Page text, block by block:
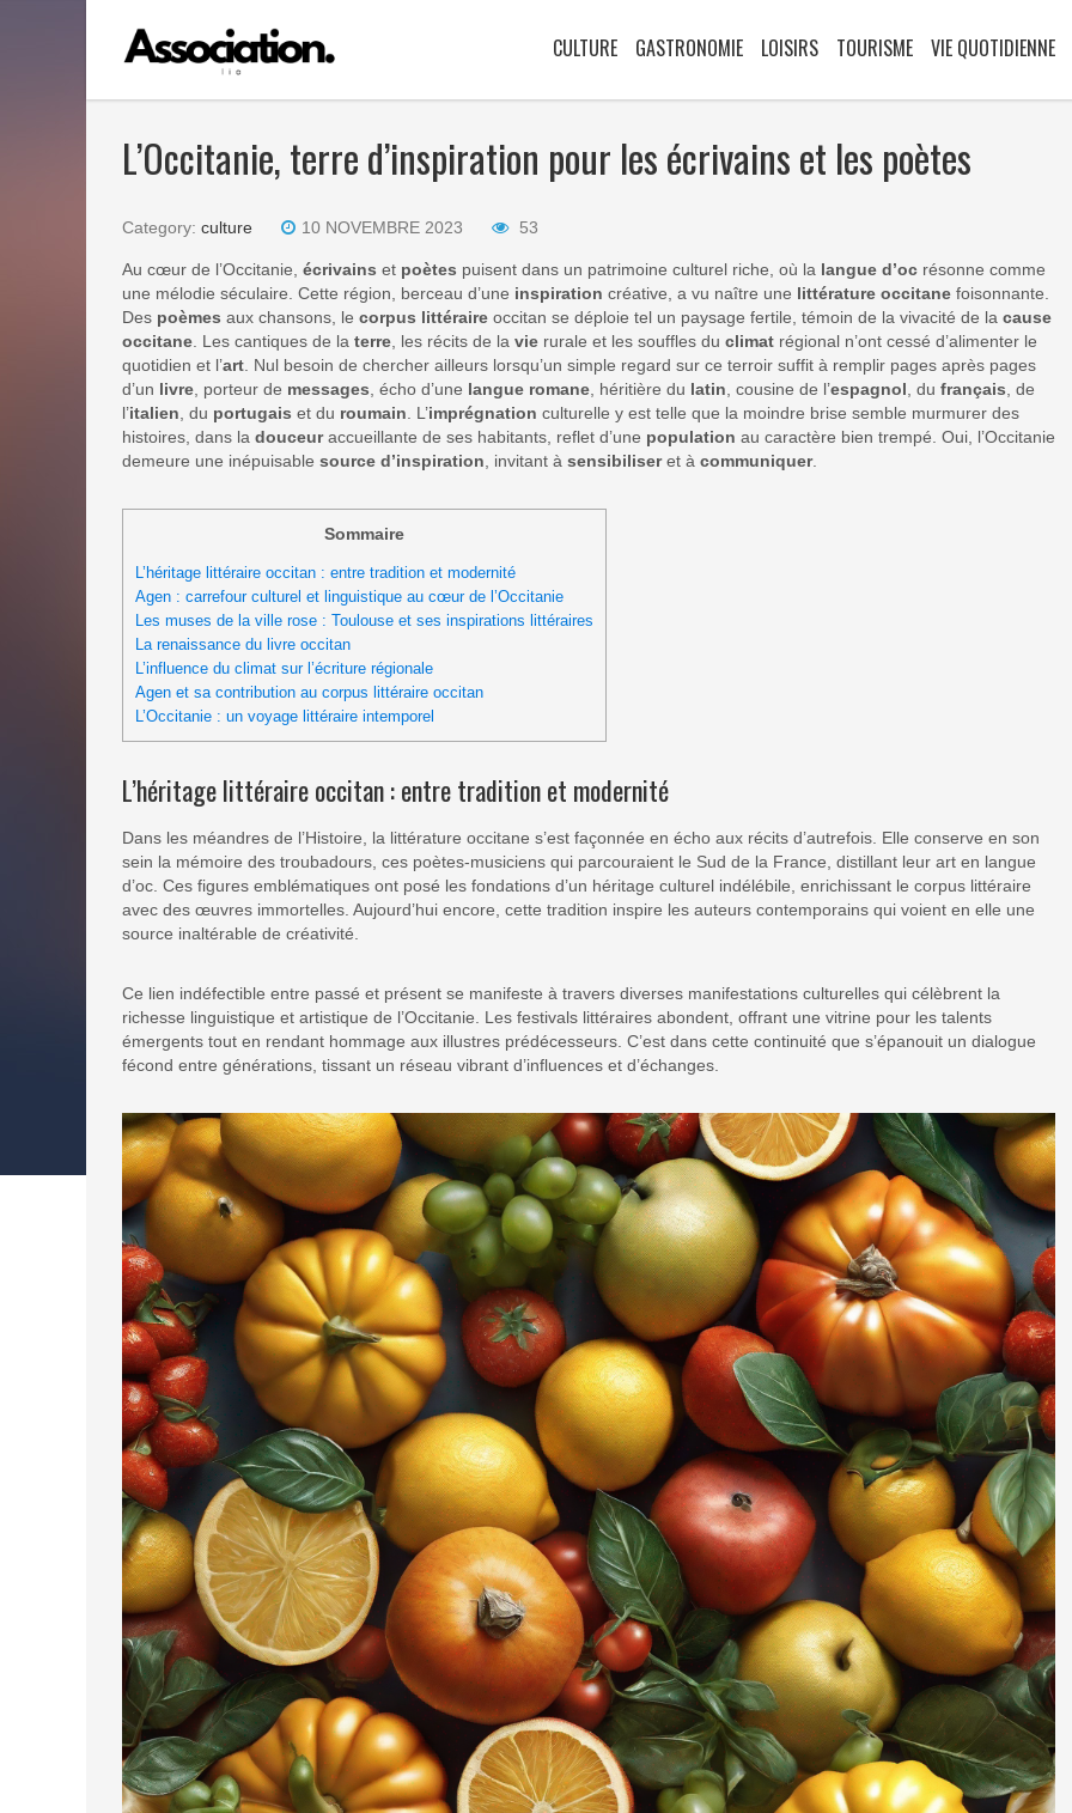
CULTURE GASTRONOMIE LOISIRS TOURISME VIE QUOTIDIENNE
L’Occitanie, terre d’inspiration pour les écrivains et les poètes
Category: culture 10 NOVEMBRE 2023 53
Au cœur de l’Occitanie, écrivains et poètes puisent dans un patrimoine culturel riche, où la langue d’oc résonne comme
une mélodie séculaire. Cette région, berceau d’une inspiration créative, a vu naître une littérature occitane foisonnante.
Des poèmes aux chansons, le corpus littéraire occitan se déploie tel un paysage fertile, témoin de la vivacité de la cause
occitane . Les cantiques de la terre , les récits de la vie rurale et les souffles du climat régional n’ont cessé d’alimenter le
quotidien et l’art . Nul besoin de chercher ailleurs lorsqu’un simple regard sur ce terroir suffit à remplir pages après pages
d’un livre , porteur de messages , écho d’une langue romane , héritière du latin , cousine de l’espagnol , du français , de
l’italien , du portugais et du roumain . L’imprégnation culturelle y est telle que la moindre brise semble murmurer des
histoires, dans la douceuraccueillante de ses habitants, reflet d’une population au caractère bien trempé. Oui, l’Occitanie
demeure une inépuisable source d’inspiration , invitant à sensibiliseret à communiquer.
Sommaire
L’héritage littéraire occitan : entre tradition et modernité
Agen : carrefour culturel et linguistique au cœur de l’Occitanie
Les muses de la ville rose : Toulouse et ses inspirations littéraires
La renaissance du livre occitan
L’influence du climat sur l’écriture régionale
Agen et sa contribution au corpus littéraire occitan
L’Occitanie : un voyage littéraire intemporel
L’héritage littéraire occitan : entre tradition et modernité
Dans les méandres de l’Histoire, la littérature occitane s’est façonnée en écho aux récits d’autrefois. Elle conserve en son
sein la mémoire des troubadours, ces poètes-musiciens qui parcouraient le Sud de la France, distillant leur art en langue
d’oc. Ces figures emblématiques ont posé les fondations d’un héritage culturel indélébile, enrichissant le corpus littéraire
avec des œuvres immortelles. Aujourd’hui encore, cette tradition inspire les auteurs contemporains qui voient en elle une
source inaltérable de créativité.
Ce lien indéfectible entre passé et présent se manifeste à travers diverses manifestations culturelles qui célèbrent la
richesse linguistique et artistique de l’Occitanie. Les festivals littéraires abondent, offrant une vitrine pour les talents
émergents tout en rendant hommage aux illustres prédécesseurs. C’est dans cette continuité que s’épanouit un dialogue
fécond entre générations, tissant un réseau vibrant d’influences et d’échanges.